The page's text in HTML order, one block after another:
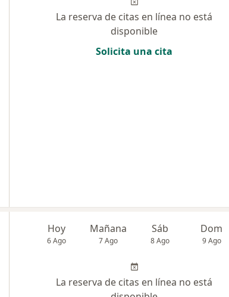
La reserva de citas en línea no está
disponible
Solicita una cita
Hoy
6 Ago
Mañana
7 Ago
Sáb
8 Ago
Dom
9 Ago
La reserva de citas en línea no está